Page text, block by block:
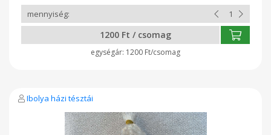
1200 Ft / csomag
1200 Ft/csomag
Ibolya házi tésztái